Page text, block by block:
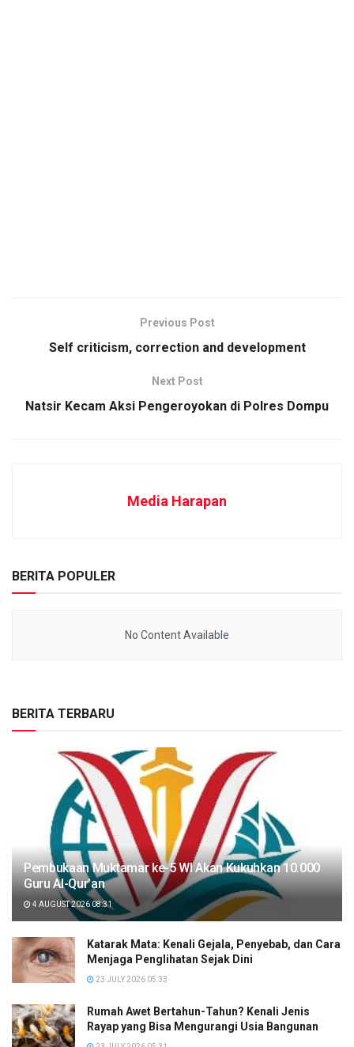
Previous Post
Self criticism, correction and development
Next Post
Natsir Kecam Aksi Pengeroyokan di Polres Dompu
Media Harapan
BERITA POPULER
No Content Available
BERITA TERBARU
Pembukaan Muktamar ke-5 WI Akan Kukuhkan 10.000
Guru Al-Qur’an
4 AUGUST 2026 08:31
Katarak Mata: Kenali Gejala, Penyebab, dan Cara
Menjaga Penglihatan Sejak Dini
23 JULY 2026 05:33
Rumah Awet Bertahun-Tahun? Kenali Jenis
Rayap yang Bisa Mengurangi Usia Bangunan